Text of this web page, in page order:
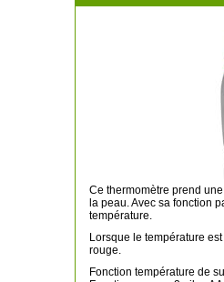
Ce thermomètre prend
la peau. Avec sa fonction
température.
Lorsque le température
rouge.
Fonction température de